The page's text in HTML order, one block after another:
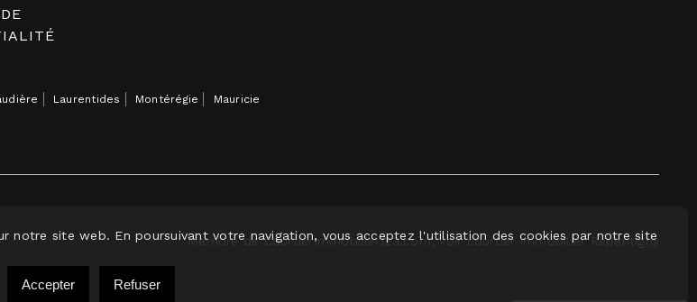
Laurentides Montérégie Mauricie
Membre de CourtierImmobilier123.com, voir courtier immobilier Repentigny
notre site web. En poursuivant votre navigation, vous acceptez l'utilisation des cookies par notre site
Accepter Refuser